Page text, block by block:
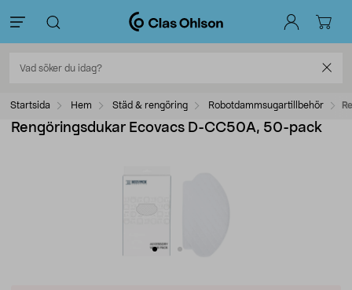
Startsida Hem Städ & rengöring Robotdammsugartillbehör
Rengöringsdukar Ecovacs D-CC50A, 50-pack